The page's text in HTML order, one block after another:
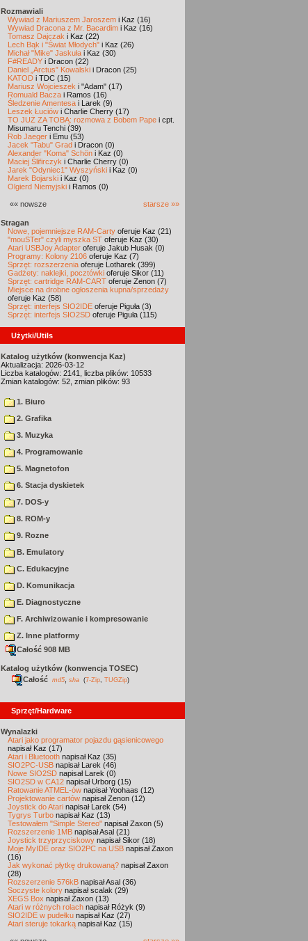
Rozmawiali
Wywiad z Mariuszem Jaroszem i Kaz (16)
Wywiad Dracona z Mr. Bacardim i Kaz (16)
Tomasz Dajczak i Kaz (22)
Lech Bąk i "Świat Młodych" i Kaz (26)
Michał "Mike" Jaskuła i Kaz (30)
F#READY i Dracon (22)
Daniel „Arctus” Kowalski i Dracon (25)
KATOD i TDC (15)
Mariusz Wojcieszek i "Adam" (17)
Romuald Bacza i Ramos (16)
Śledzenie Amentesa i Larek (9)
Leszek Łuciów i Charlie Cherry (17)
TO JUŻ ZA TOBĄ: rozmowa z Bobem Pape i cpt.
Misumaru Tenchi (39)
Rob Jaeger i Emu (53)
Jacek "Tabu" Grad i Dracon (0)
Alexander "Koma" Schön i Kaz (0)
Maciej Ślifirczyk i Charlie Cherry (0)
Jarek "Odyniec1" Wyszyński i Kaz (0)
Marek Bojarski i Kaz (0)
Olgierd Niemyjski i Ramos (0)
«« nowsze starsze »»
Stragan
Nowe, pojemniejsze RAM-Carty oferuje Kaz (21)
"mouSTer" czyli myszka ST oferuje Kaz (30)
Atari USBJoy Adapter oferuje Jakub Husak (0)
Programy: Kolony 2106 oferuje Kaz (7)
Sprzęt: rozszerzenia oferuje Lotharek (399)
Gadżety: naklejki, pocztówki oferuje Sikor (11)
Sprzęt: cartridge RAM-CART oferuje Zenon (7)
Miejsce na drobne ogłoszenia kupna/sprzedaży
oferuje Kaz (58)
Sprzęt: interfejs SIO2IDE oferuje Piguła (3)
Sprzęt: interfejs SIO2SD oferuje Piguła (115)
Użytki/Utils
Katalog użytków (konwencja Kaz)
Aktualizacja: 2026-03-12
Liczba katalogów: 2141, liczba plików: 10533
Zmian katalogów: 52, zmian plików: 93
1. Biuro
2. Grafika
3. Muzyka
4. Programowanie
5. Magnetofon
6. Stacja dyskietek
7. DOS-y
8. ROM-y
9. Rozne
B. Emulatory
C. Edukacyjne
D. Komunikacja
E. Diagnostyczne
F. Archiwizowanie i kompresowanie
Z. Inne platformy
Całość 908 MB
Katalog użytków (konwencja TOSEC)
Całość md5 sha (7-Zip TUGZip)
Sprzęt/Hardware
Wynalazki
Atari jako programator pojazdu gąsienicowego
napisał Kaz (17)
Atari i Bluetooth napisał Kaz (35)
SIO2PC-USB napisał Larek (46)
Nowe SIO2SD napisał Larek (0)
SIO2SD w CA12 napisał Urborg (15)
Ratowanie ATMEL-ów napisał Yoohaas (12)
Projektowanie cartów napisał Zenon (12)
Joystick do Atari napisał Larek (54)
Tygrys Turbo napisał Kaz (13)
Testowałem "Simple Stereo" napisał Zaxon (5)
Rozszerzenie 1MB napisał Asal (21)
Joystick trzyprzyciskowy napisał Sikor (18)
Moje MyIDE oraz SIO2PC na USB napisał Zaxon
(16)
Jak wykonać płytkę drukowaną? napisał Zaxon
(28)
Rozszerzenie 576kB napisał Asal (36)
Soczyste kolory napisał scalak (29)
XEGS Box napisał Zaxon (13)
Atari w różnych rolach napisał Różyk (9)
SIO2IDE w pudełku napisał Kaz (27)
Atari steruje tokarką napisał Kaz (15)